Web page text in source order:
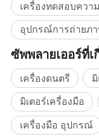
3 การวัดความแม่นยำขอ
10%, ± 1 หลัก ; ( ที่
4 ความแม่นยำของควา
± 1 10%, ± 1 หลัก
5 การวัดช่วงกระแสไฟ
6 การวัดความละเอียด
7 การวัดความแม่นยำขอ
หลัก ; ( ที่ IP<10mA)± 1
8 ความต้านทานอินพุต :
เครื่องทดสอบควา
ซัพพลายเออร์ที่เ
เครื่องดนตรี
มิเตอร์เครื่องมือ
เครื่องมือ อุปกรณ์